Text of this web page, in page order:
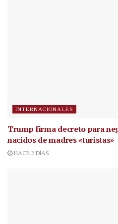
INTERNACIONALES
Trump firma decreto para
nacidos de madres «turistas»
HACE 2 DÍAS